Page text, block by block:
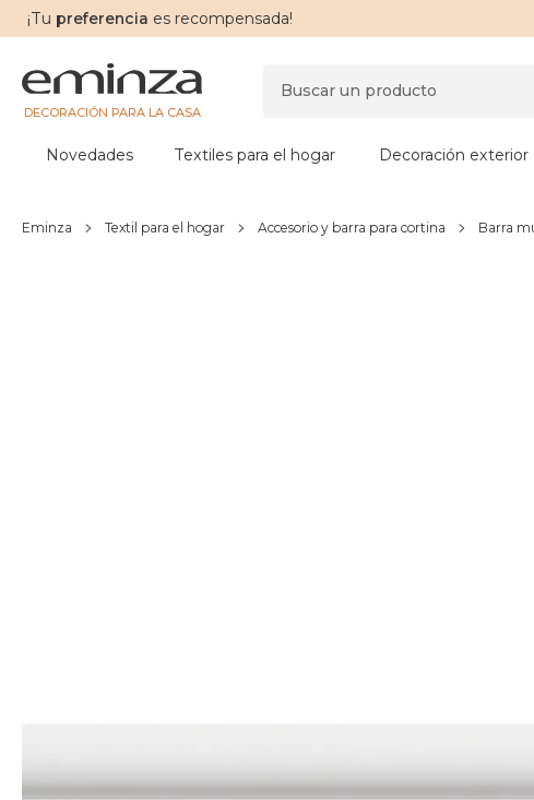
¡Tu preferencia es recompensada!
DECORACIÓN PARA LA CASA
Novedades Textiles para el hogar Decoración exterior
Eminza Textil para el hogar Accesorio y barra para cortina Barra